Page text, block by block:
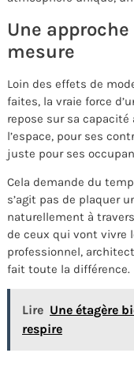
Une
mesure
Loin des effets de
faites, la vraie force
repose sur sa
l’espace, pour ses
juste pour ses
Cela demande du
s’agit pas de plaquer
naturellement à
de ceux qui vont vivre
professionnel,
fait toute la différence.
Lire Une étagère
respire